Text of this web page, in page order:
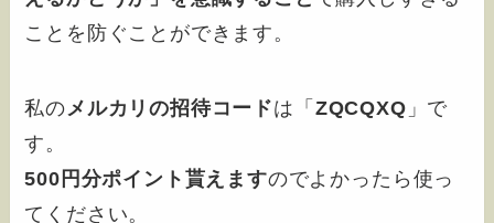
ことを防ぐことができます。
私の メルカリの招待コードは「 ZQCQXQ 」で
す。
500円分ポイント貰えますのでよかったら使っ
てください。